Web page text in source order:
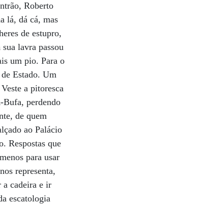
Roberto
lá, dá cá, mas
de estupro,
lavra passou
um pio. Para o
Estado. Um
a pitoresca
Bufa, perdendo
de quem
ao Palácio
Respostas que
para usar
representa,
a cadeira e ir
escatologia